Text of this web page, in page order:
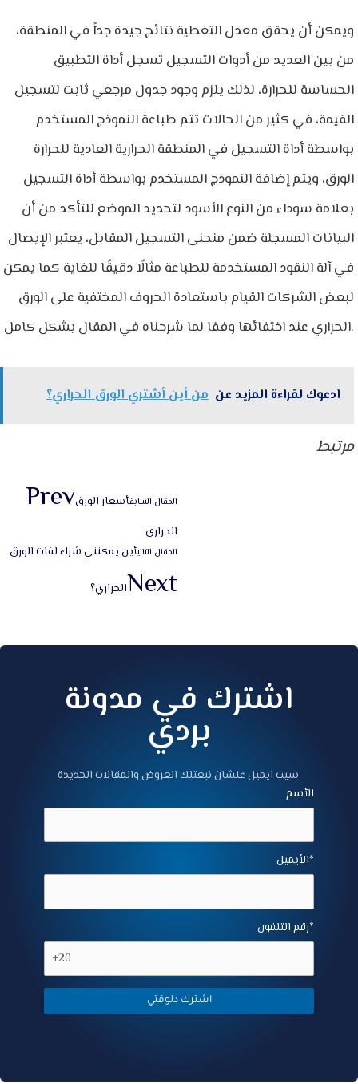
ويمكن أن يحقق معدل التغطية نتائج جيدة جدًّا في المنطقة،
من بين العديد من أدوات التسجيل تسجل أداة التطبيق
الحساسة للحرارة، لذلك يلزم وجود جدول مرجعي ثابت لتسجيل
القيمة، في كثير من الحالات تتم طباعة النموذج المستخدم
بواسطة أداة التسجيل في المنطقة الحرارية العادية للحرارة
الورق، ويتم إضافة النموذج المستخدم بواسطة أداة التسجيل
بعلامة سوداء من النوع الأسود لتحديد الموضع للتأكد من أن
البيانات المسجلة ضمن منحنى التسجيل المقابل، يعتبر الإيصال
في آلة النقود المستخدمة للطباعة مثالًا دقيقًا للغاية كما يمكن
لبعض الشركات القيام باستعادة الحروف المختفية على الورق
الحراري عند اختفائها وفقا لما شرحناه في المقال بشكل كامل.
ادعوك لقراءة المزيد عن من أين أشتري الورق الحراري؟
مرتبط
Prev المقال السابقأسعار الورق
الحراري
المقال التاليأين يمكنني شراء لفات الورق
الحراري؟Next
اشترك في مدونة
بردي
الأسم
الأيميل*
رقم التلفون*